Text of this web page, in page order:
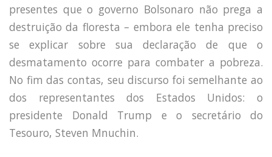
presentes que o governo Bolsonaro não prega a
destruição da floresta – embora ele tenha preciso
se explicar sobre sua declaração de que o
desmatamento ocorre para combater a pobreza.
No fim das contas, seu discurso foi semelhante ao
dos representantes dos Estados Unidos: o
presidente Donald Trump e o secretário do
Tesouro, Steven Mnuchin.